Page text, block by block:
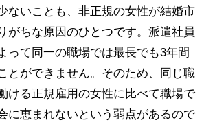
ないことも、非正規の女性が結婚市
がちな原因のひとつです。派遣社員
って同一の職場では最長でも3年間
とができません。そのため、同じ職
ける正規雇用の女性に比べて職場で
に恵まれないという弱点があるので